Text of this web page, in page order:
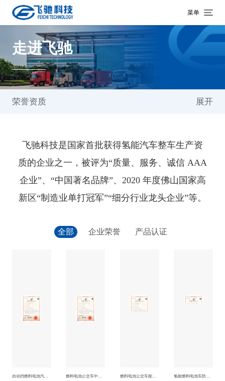
菜单
走进飞驰
荣誉资质 展开
飞驰科技是国家首批获得氢能汽车整车生产资
质的企业之一，被评为“质量、服务、诚信 AAA
企业”、“中国著名品牌”、2020 年度佛山国家高
新区“制造业单打冠军”“细分行业龙头企业”等。
全部 企业荣誉 产品认证
自动挡燃料电池汽车电机转矩限制方法 燃料电池公交车中的燃料电池热管理系统及热管理方法 燃料电池公交车能量管理控制方法 氢能燃料电池车防止过充电的方法和能量管理分配系统